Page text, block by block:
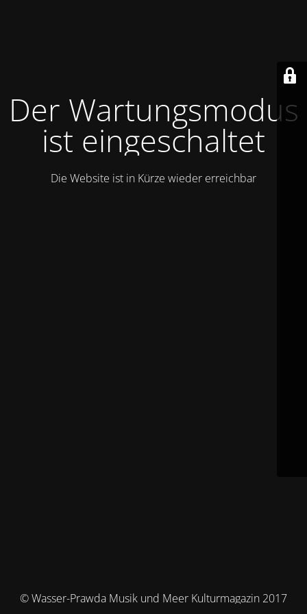
Der Wartungsmodus
ist eingeschaltet
Die Website ist in Kürze wieder erreichbar
© Wasser-Prawda Musik und Meer Kulturmagazin 2017